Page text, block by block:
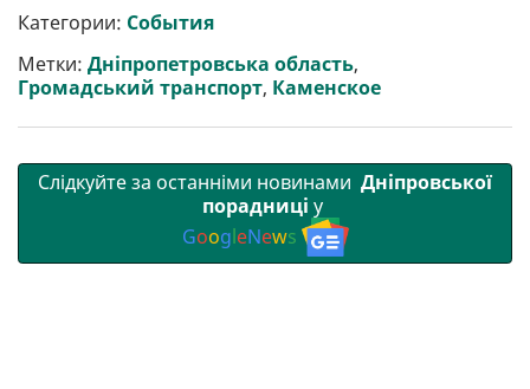
р
и
т
и
b
o
o
k
t
e
r
l
a
m
p
p
Категории: События
Метки: Дніпропетровська область,
Громадський транспорт, Каменское
Слідкуйте за останніми новинами Дніпровської
порадниці у
GoogleNews